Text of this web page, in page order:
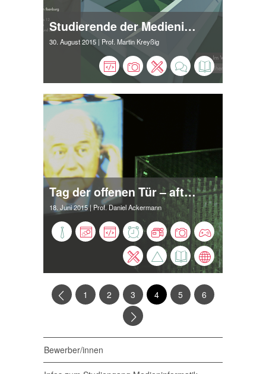
Studierende der Medieninformatik programmieren und gestalten eine 3D-Präsentation für das Kloster Ilsenburg
30. August 2015 | Prof. Martin Kreyßig
Tag der offenen Tür – aftermath
18. Juni 2015| Prof. Daniel Ackermann
1 2 3 4 5 6
Bewerber/innen